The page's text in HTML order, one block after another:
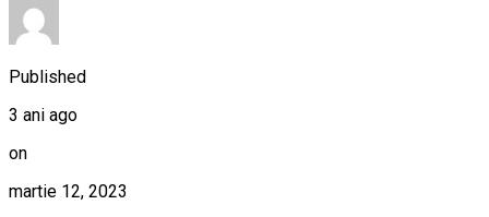
Published
3 ani ago
on
martie 12, 2023